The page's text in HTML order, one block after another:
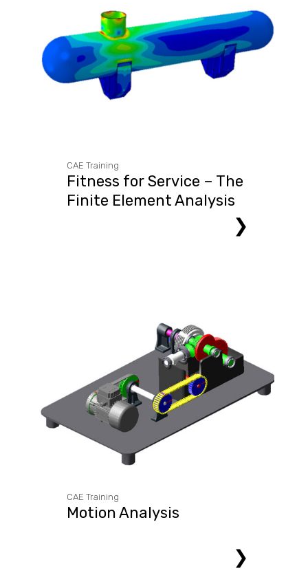
CAE Training
Fitness for Service – The
Finite Element Analysis
❯
CAE Training
Motion Analysis
❯